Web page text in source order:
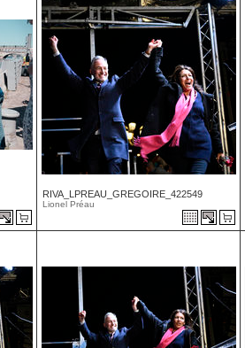
RIVA_LPREAU_GREGOIRE_422549
Lionel Préau